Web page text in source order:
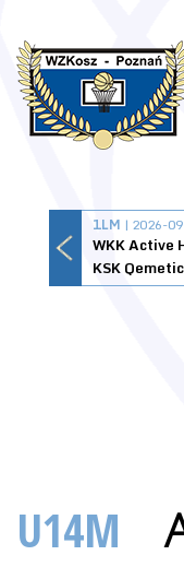
1LM | 2026-
WKK Active
U14M